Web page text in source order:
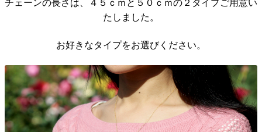
チェーンの長さは、４５ｃｍと５０ｃｍの２タイプご用意い
たしました。
お好きなタイプをお選びください。